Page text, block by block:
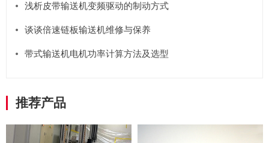
浅析皮带输送机变频驱动的制动方式
谈谈倍速链板输送机维修与保养
带式输送机电机功率计算方法及选型
推荐产品